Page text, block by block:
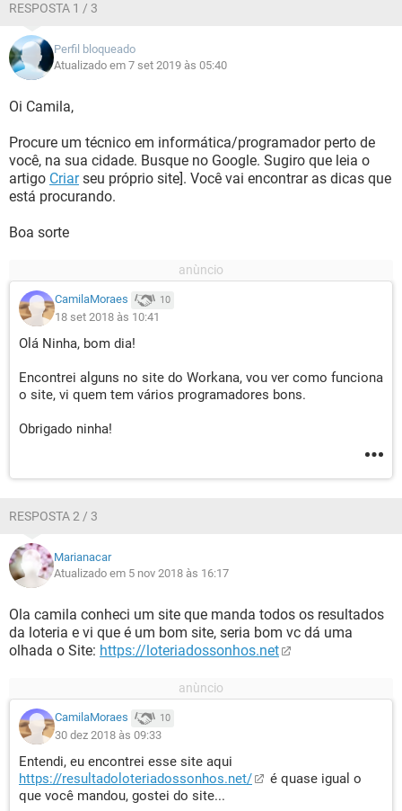
RESPOSTA 1 / 3
Perfil bloqueado
Atualizado em 7 set 2019 às 05:40
Oi Camila,
Procure um técnico em informática/programador perto de
você, na sua cidade. Busque no Google. Sugiro que leia o
artigo Criarseu próprio site]. Você vai encontrar as dicas que
está procurando.
Boa sorte
CamilaMoraes 10
18 set 2018 às 10:41
Olá Ninha, bom dia!
Encontrei alguns no site do Workana, vou ver como funciona
o site, vi quem tem vários programadores bons.
Obrigado ninha!
RESPOSTA 2 / 3
Marianacar
Atualizado em 5 nov 2018 às 16:17
Ola camila conheci um site que manda todos os resultados
da loteria e vi que é um bom site, seria bom vc dá uma
olhada o Site: https://loteriadossonhos.net
CamilaMoraes 10
30 dez 2018 às 09:33
Entendi, eu encontrei esse site aqui
https://resultadoloteriadossonhos.net/
é quase igual o
que você mandou, gostei do site...